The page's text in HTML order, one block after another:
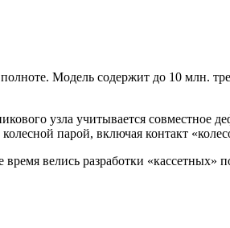
Модель содержит до 10 млн.
узла учитывается совместное
парой, включая контакт
велись разработки «кассетных»